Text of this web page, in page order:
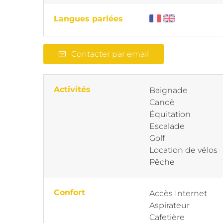
Langues parlées
Contacter par email
Activités
Baignade
Canoë
Équitation
Escalade
Golf
Location de vélos
Pêche
Confort
Accès Internet
Aspirateur
Cafetière